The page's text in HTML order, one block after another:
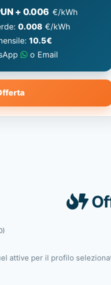
+ 0.006 €/kWh
0.008 €/kWh
10.5€
o Email
attive per il profilo